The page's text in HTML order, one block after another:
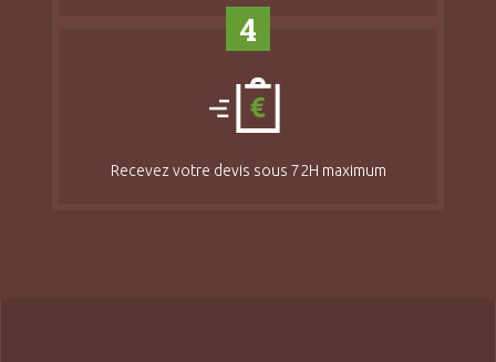
4
Recevez votre devis sous 72H maximum